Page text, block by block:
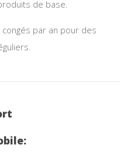
de base.
par an pour des